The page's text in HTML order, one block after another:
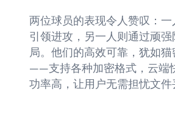
两位球员的表现令人赞叹：一
引领进攻，另一人则通过顽强
局。他们的高效可靠，犹如猫
——支持各种加密格式，云端
功率高，让用户无需担忧文件